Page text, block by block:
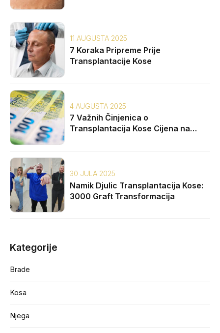
11 AUGUSTA 2025
7 Koraka Pripreme Prije
Transplantacije Kose
4 AUGUSTA 2025
7 Važnih Činjenica o
Transplantacija Kose Cijena na
30 JULA 2025
Namik Djulic Transplantacija Kose:
3000 Graft Transformacija
Kategorije
Brade
Kosa
Njega